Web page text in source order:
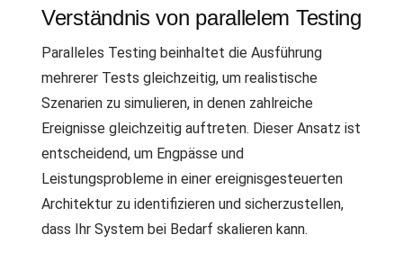
Verständnis von parallelem Testing
Paralleles Testing beinhaltet die Ausführung
mehrerer Tests gleichzeitig, um realistische
Szenarien zu simulieren, in denen zahlreiche
Ereignisse gleichzeitig auftreten. Dieser Ansatz ist
entscheidend, um Engpässe und
Leistungsprobleme in einer ereignisgesteuerten
Architektur zu identifizieren und sicherzustellen,
dass Ihr System bei Bedarf skalieren kann.